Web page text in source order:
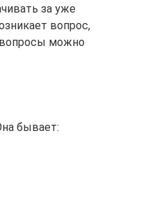
за уже
вопрос,
вопросы можно
бывает: